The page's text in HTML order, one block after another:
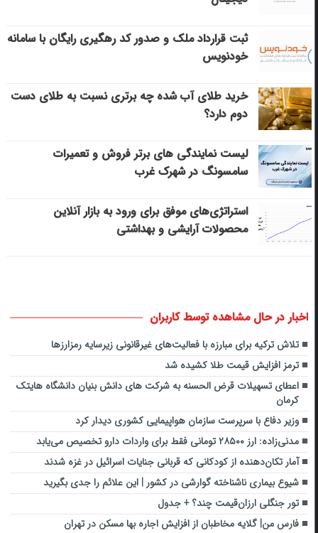
ثبت قرارداد ملک و صدور کد رهگیری رایگان با سامانه
خودنویس
خرید طلای آب شده چه برتری نسبت به طلای دست
دوم دارد؟
لیست نمایندگی های برتر فروش و تعمیرات
سامسونگ در شهرک غرب
استراتژی‌های موفق برای ورود به بازار آنلاین
محصولات آرایشی و بهداشتی
اخبار در حال مشاهده توسط کاربران
تلاش ترکیه برای مبارزه با فعالیت‌های غیرقانونی زیرسایه رمزارزها
ترمز افزایش قیمت طلا کشیده شد
اعطای تسهیلات قرض الحسنه به شرکت های دانش بنیان دانشگاه هایتک
کرمان
وزیر دفاع با سرپرست سازمان هواپیمایی کشوری دیدار کرد
مدنی‌زاده: ارز ۲۸۵۰۰ تومانی فقط برای واردات دارو تخصیص می‌یابد
آمار تکان‌دهنده از کودکانی که قربانی جنایات اسرائیل در غزه شدند
شیوع بیماری ناشناخته گوارشی در کشور | این علائم را جدی بگیرید
تور جنگلی ارزان‌قیمت چند؟ + جدول
فارس من| گلایه مخاطبان از افزایش اجاره بها مسکن در تهران